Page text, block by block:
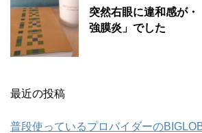
突然右眼に違和感が
強膜炎」でした
最近の投稿
普段使っているプロバイダーの